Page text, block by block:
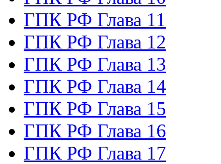
ГПК РФ Глава 11
ГПК РФ Глава 12
ГПК РФ Глава 13
ГПК РФ Глава 14
ГПК РФ Глава 15
ГПК РФ Глава 16
ГПК РФ Глава 17